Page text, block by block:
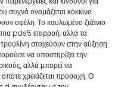
συχνά ονομάζεται κόκκινο
οφέλη. Το καυλωμένο ζιζάνιο
pde5 επιρροή, αλλά τα
στοχεύουν στην αύξηση
να υποστηρίξει την
αλλά μπορεί να
χρειάζεται προσοχή. Ο